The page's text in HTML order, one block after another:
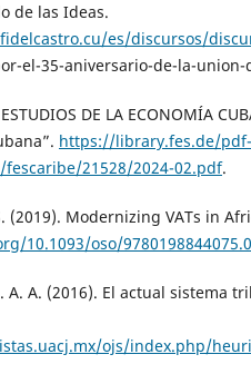
de las Ideas.
es/discursos/
el-35-aniversario-de-la-union-
DE LA ECONOMÍA
https://library.fes.de/pdf-
21528/2024-02.pdf.
(2019). Modernizing VATs in
10.1093/oso/
A. A. (2016). El actual sistema
ojs/index.php/